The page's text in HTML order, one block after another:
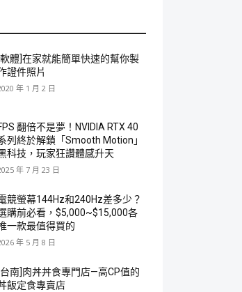
體]在家就能簡單快速的幫你製
證件照片
年 1 月 2 日
翻倍不是夢！NVIDIA RTX 40
列終於解鎖「Smooth Motion」
科技，玩家狂讚體感升天
年 7 月 23 日
競螢幕144Hz和240Hz差多少？
購前必看，$5,000~$15,000各
一款最值得買的
年 5 月 8 日
南]肉丼丼食專門店—高CP值的
飯定食專賣店